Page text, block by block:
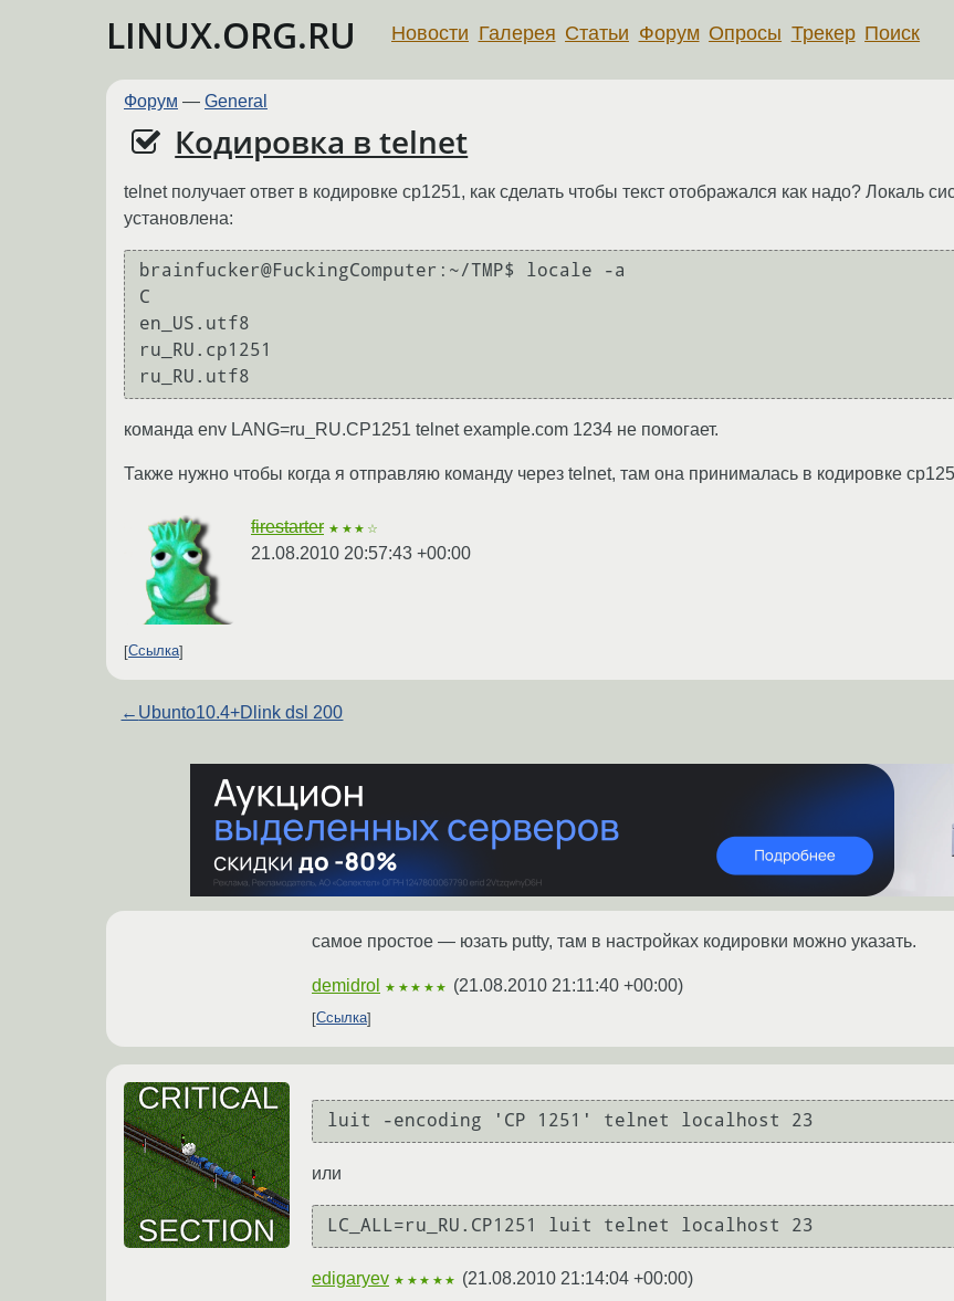
LINUX.ORG.RU Новости Галерея Статьи Форум Опросы Трекер Поиск
Форум — General
Кодировка в telnet
telnet получает ответ в кодировке cp1251, как сделать чтобы текст отображался как надо? Локаль
установлена:
brainfucker@FuckingComputer:~/TMP$ locale -a
C
en_US.utf8
ru_RU.cp1251
команда env LANG=ru_RU.CP1251 telnet example.com 1234 не помогает.
Также нужно чтобы когда я отправляю команду через telnet, там она принималась в кодировке
firestarter ★★★☆
21.08.2010 20:57:43 +00:00
Ссылка
← Ubunto10.4+Dlink dsl 200
самое простое — юзать putty, там в настройках кодировки можно указать.
demidrol ★★★★★ (21.08.2010 21:11:40 +00:00)
Ссылка
luit -encoding 'CP 1251' telnet localhost 23
или
LC_ALL=ru_RU.CP1251 luit telnet localhost 23
edigaryev ★★★★★ (21.08.2010 21:14:04 +00:00)